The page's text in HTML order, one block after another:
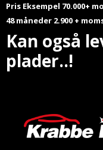
Pris Eksempel 70.000+
48 måneder 2.900 +
Kan også
plader..!